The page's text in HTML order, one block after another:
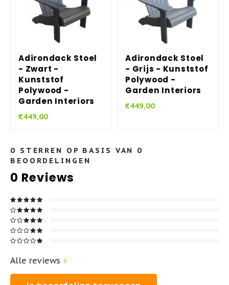
Adirondack Stoel
- Zwart -
Kunststof
Polywood -
Garden Interiors
€449,00
Adirondack Stoel
- Grijs - Kunststof
Polywood -
Garden Interiors
€449,00
0 STERREN OP BASIS VAN 0
BEOORDELINGEN
0 Reviews
Alle reviews